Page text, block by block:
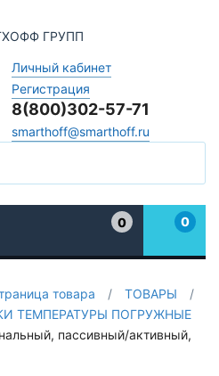
Личный кабинет
Регистрация
8(800)302-57-71
smarthoff@smarthoff.ru
0
0
товара / ТОВАРЫ
/
ТЕМПЕРАТУРЫ ПОГРУЖНЫЕ
пассивный/активный,